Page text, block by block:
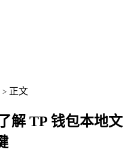
> 正文
解 TP 钱包本地文